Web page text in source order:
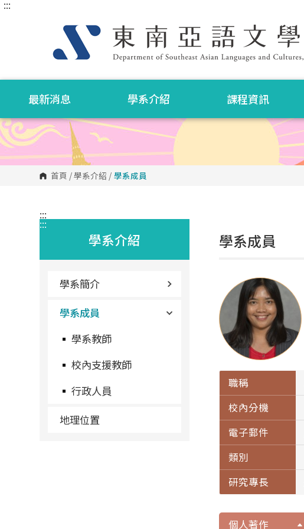
跳
:::
最新消息 學系介紹 課程資訊
首頁 /學系介紹 / 學系成員
:::
學系介紹
學系簡介
學系成員
學系教師
校內支援教師
行政人員
地理位置
:::
學系成員
職稱
校內分機
電子郵件
類別
研究專長
個人著作